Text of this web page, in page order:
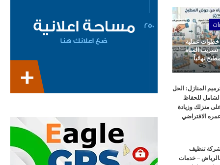
خطوات عملية
المياه
نهائياً
المنازل: الحل
الشامل للحفاظ
منزلك وزيادة
الافتراضي
تنظيف
– خدمات